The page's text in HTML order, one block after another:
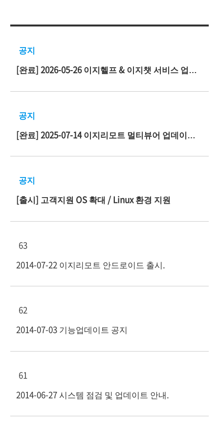
공지
[완료] 2026-05-26 이지헬프 & 이지챗 서비스 업데이트 및 정기 보안점검 안내
공지
[완료] 2025-07-14 이지리모트 멀티뷰어 업데이트 안내
공지
[출시] 고객지원 OS 확대 / Linux 환경 지원
63
2014-07-22 이지리모트 안드로이드 출시.
62
2014-07-03 기능업데이트 공지
61
2014-06-27 시스템 점검 및 업데이트 안내.